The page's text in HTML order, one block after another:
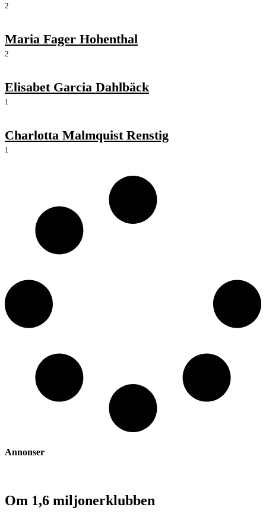
2
Maria Fager Hohenthal
2
Elisabet Garcia Dahlbäck
1
Charlotta Malmquist Renstig
1
Annonser
Om 1,6 miljonerklubben